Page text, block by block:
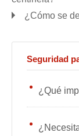
¿Cómo se
Seguridad
¿Qué